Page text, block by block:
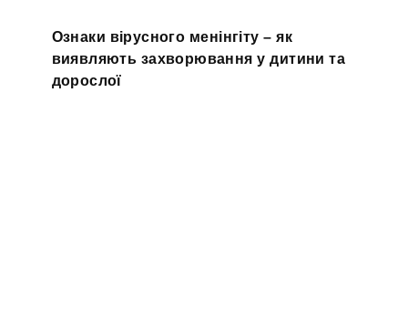
Ознаки вірусного менінгіту – як
виявляють захворювання у дитини та
дорослої